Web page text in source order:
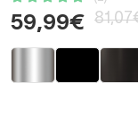
59,99€